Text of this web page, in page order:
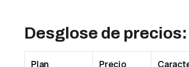
Desglose de
Plan Precio